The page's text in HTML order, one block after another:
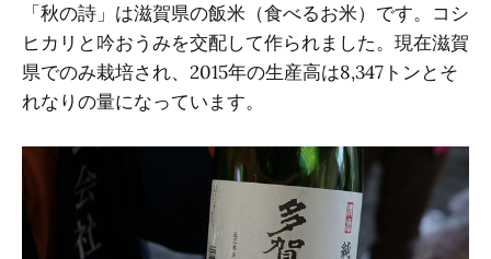
「秋の詩」は滋賀県の飯米（食べるお米）です。コシ
ヒカリと吟おうみを交配して作られました。現在滋賀
県でのみ栽培され、2015年の生産高は8,347トンとそ
れなりの量になっています。